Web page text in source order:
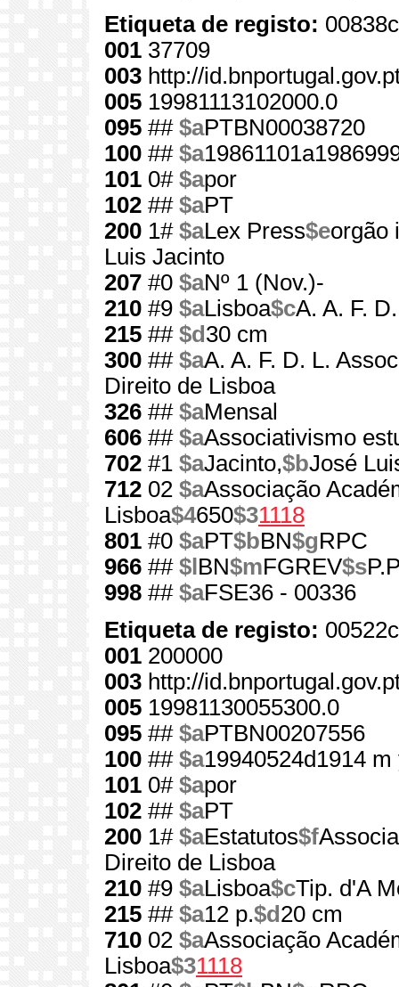
Etiqueta de registo:
001 37709
003 http://
005 19981113102000.0
095 ## $aPTBN00038720
100 ## $a
101 0# $apor
102 ## $aPT
200 1# $aLex Press$eorgão
Luis Jacinto
207 #0 $aNº 1 (Nov.)-
210 #9 $aLisboa$cA. A. F.
215 ## $d 30 cm
300 ## $aA. A. F. D. L.
Direito de Lisboa
326 ## $aMensal
606 ## $aAssociativismo
702 #1 $aJacinto,$bJosé
712 02 $aAssociação
Lisboa$4650$31118
801 #0 $aPT$bBN$gRPC
966 ## $l BN$mFGREV$s
998 ## $aFSE36 - 00336
Etiqueta de registo:
001 200000
003 http://
005 19981130055300.0
095 ## $aPTBN00207556
100 ## $a19940524d1914
101 0# $apor
102 ## $aPT
200 1# $aEstatutos$f
Direito de Lisboa
210 #9 $aLisboa$cTip. d'A
215 ## $a12 p.$d 20 cm
710 02 $aAssociação
Lisboa$31118